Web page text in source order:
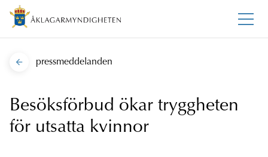
pressmeddelanden
Besöksförbud ökar tryggheten
för utsatta kvinnor